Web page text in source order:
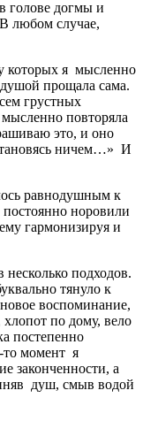
голове догмы и
любом случае,
которых я мысленно
прощала сама.
грустных
повторяла
это, и оно
ничем…» И
равнодушным к
норовили
гармонизируя и
подходов.
тянуло к
воспоминание,
по дому, вело
постепенно
то момент я
законченности, а
душ, смыв водой